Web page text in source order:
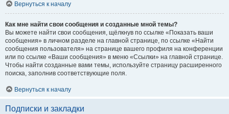
Вернуться к началу
Как мне найти свои сообщения и созданные мной темы?
Вы можете найти свои сообщения, щёлкнув по ссылке «Показать ваши
сообщения» в личном разделе на главной странице, по ссылке «Найти
сообщения пользователя» на странице вашего профиля на конференции
или по ссылке «Ваши сообщения» в меню «Ссылки» на главной странице.
Чтобы найти созданные вами темы, используйте страницу расширенного
поиска, заполнив соответствующие поля.
Вернуться к началу
Подписки и закладки